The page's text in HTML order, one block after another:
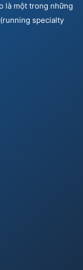
là một trong những
specialty